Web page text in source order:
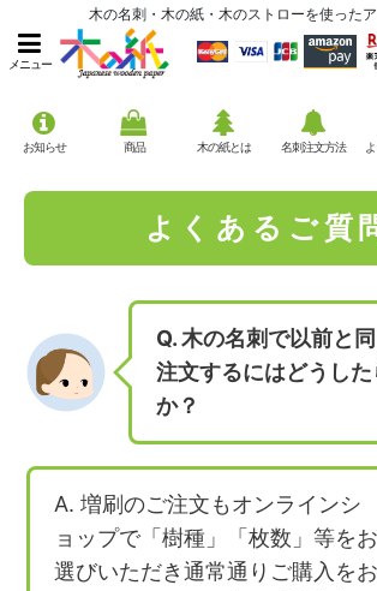
木の名刺・木の紙・木のストローを使った
メニュー
お知らせ 商品 木の紙とは 名刺注文方法
よくあるご質
Q. 木の名刺で以前と
注文するにはどうし
か？
A. 増刷のご注文もオンラインシ
ョップで「樹種」「枚数」等をお
選びいただき通常通りご購入をお